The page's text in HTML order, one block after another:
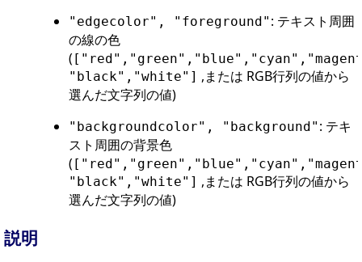
"edgecolor", "foreground" : テキスト周囲
の線の色
(
"black","white"] ,または RGB行列の値から
選んだ文字列の値)
"backgroundcolor", "background" : テキ
スト周囲の背景色
(
"black","white"] ,または RGB行列の値から
選んだ文字列の値)
説明